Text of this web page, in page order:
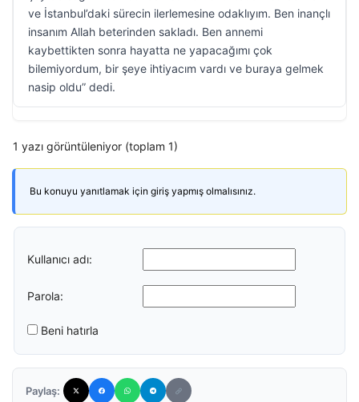
ve İstanbul’daki sürecin ilerlemesine odaklıyım. Ben inançlı
insanım Allah beterinden sakladı. Ben annemi
kaybettikten sonra hayatta ne yapacağımı çok
bilemiyordum, bir şeye ihtiyacım vardı ve buraya gelmek
nasip oldu” dedi.
1 yazı görüntüleniyor (toplam 1)
Bu konuyu yanıtlamak için giriş yapmış olmalısınız.
Kullanıcı adı:
Parola:
Beni hatırla
Paylaş: